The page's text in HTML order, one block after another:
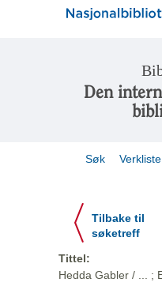
Den
Søk Verkliste
Tilbake til
søketreff
Tittel:
Hedda Gabler / ... ;